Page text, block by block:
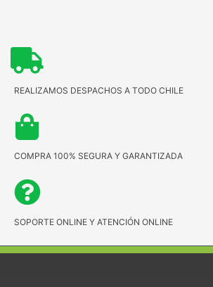
REALIZAMOS DESPACHOS A TODO CHILE
COMPRA 100% SEGURA Y GARANTIZADA
SOPORTE ONLINE Y ATENCIÓN ONLINE